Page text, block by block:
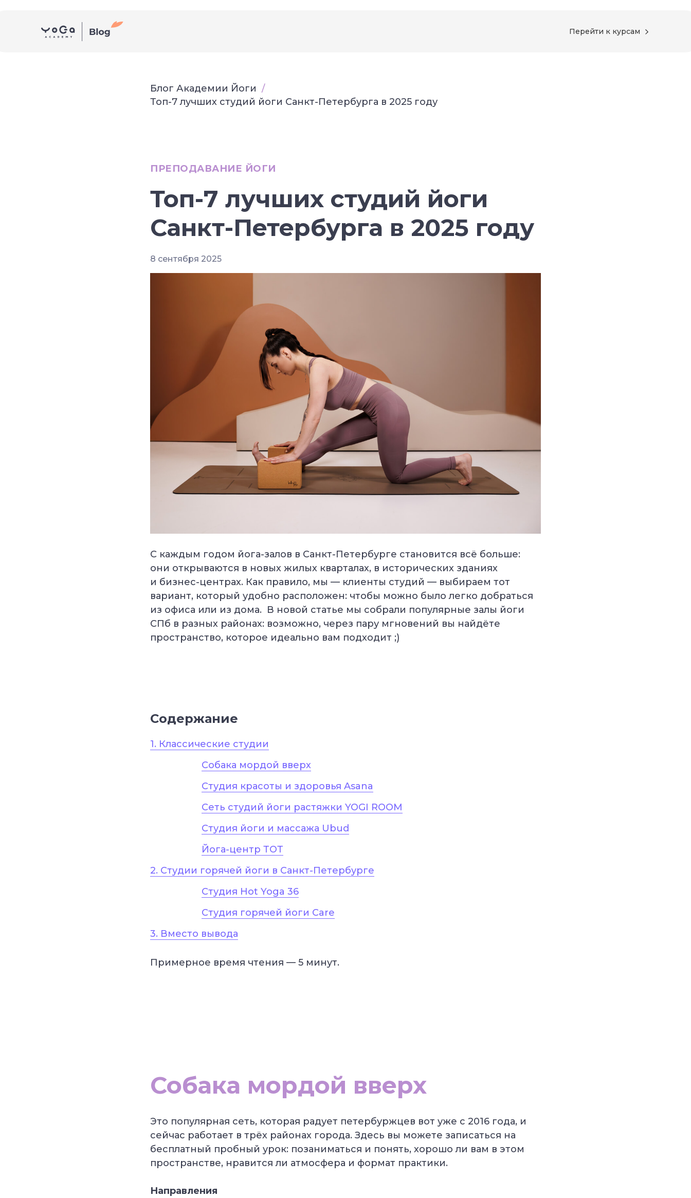
Перейти к курсам
Блог Академии Йоги /
Топ-7 лучших студий йоги Санкт-Петербурга в 2025 году
ПРЕПОДАВАНИЕ ЙОГИ
Топ-7 лучших студий йоги
Санкт-Петербурга в 2025 году
8 сентября 2025
С каждым годом йога-залов в Санкт-Петербурге становится всё больше:
они открываются в новых жилых кварталах, в исторических зданиях
и бизнес-центрах. Как правило, мы — клиенты студий — выбираем тот
вариант, который удобно расположен: чтобы можно было легко добраться
из офиса или из дома. В новой статье мы собрали популярные залы йоги
СПб в разных районах: возможно, через пару мгновений вы найдёте
пространство, которое идеально вам подходит ;)
Содержание
1. Классические студии
Собака мордой вверх
Студия красоты и здоровья Asana
Сеть студий йоги растяжки YOGI ROOM
Студия йоги и массажа Ubud
Йога-центр ТОТ
2. Студии горячей йоги в Санкт-Петербурге
Студия Hot Yoga 36
Студия горячей йоги Care
3. Вместо вывода
Примерное время чтения — 5 минут.
Собака мордой вверх
Это популярная сеть, которая радует петербуржцев вот уже с 2016 года, и
сейчас работает в трёх районах города. Здесь вы можете записаться на
бесплатный пробный урок: позаниматься и понять, хорошо ли вам в этом
пространстве, нравится ли атмосфера и формат практики.
Направления